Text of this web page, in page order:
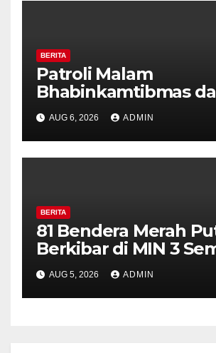
BERITA
Patroli Malam
Bhabinkamtibmas
Pilar Kelurahan
Perkuat Kamtibmas,
Diajak Aktifkan
AUG 6, 2026 ADMIN
BERITA
81 Bendera Merah
Berkibar di MIN 3
Bhabinkamtibmas
Timpik Hadiri
HUT ke-81
AUG 5, 2026 ADMIN